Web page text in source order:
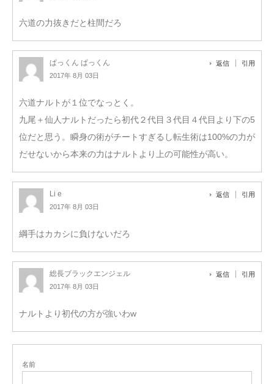
六道の力抜きだと柱間だろ
ぱっくん ぱっくん
2017年 8月 03日
返信 引用
六道ナルトが１位でなっとく。
九尾＋仙人ナルトだったら初代２代目３代目４代目より下の5
位だと思う。瞬身の術がチートすぎるし転生術は100%の力が
だせないから本来の力はナルトより上の可能性が高い。
Li e
2017年 8月 03日
返信 引用
綱手はカカシに負けないだろ
総長ブラックエンジェル
2017年 8月 03日
返信 引用
ナルトより初代の方が強いわw
名前